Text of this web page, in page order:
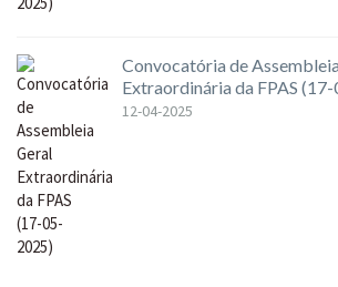
Convocatória de
Extraordinária da FPAS
12-04-2025